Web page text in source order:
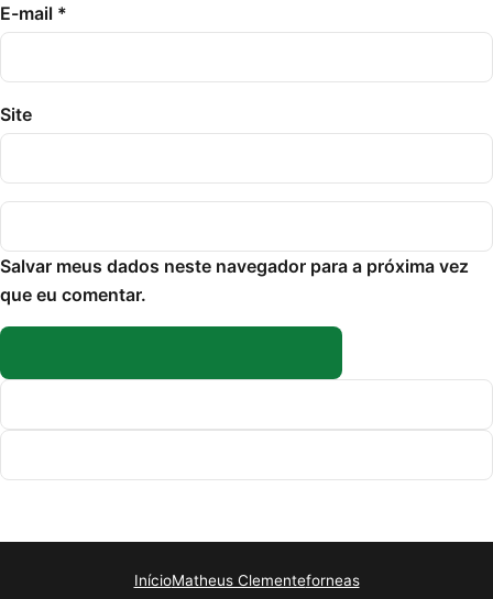
E-mail *
Site
Salvar meus dados neste navegador para a próxima vez
que eu comentar.
InícioMatheus Clementeforneas